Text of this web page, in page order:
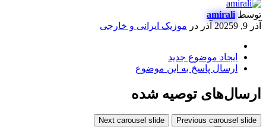
توسطamirali
آذر 9, 2025
9 آذر در موزیک ایرانی و خارجی
ایجاد موضوع جدید
ارسال پاسخ به این موضوع
ارسال‌های توصیه شده
Previous carousel slide
Next carousel slide